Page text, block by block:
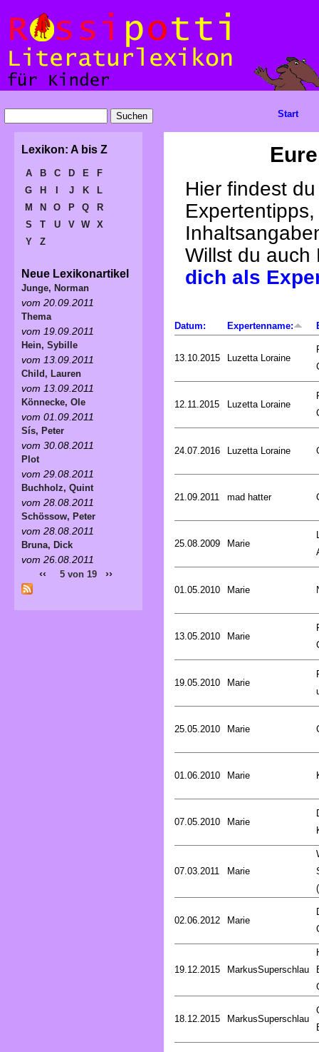
Hier findest
Willst du
dich als
Datum: Expertenname:
13.10.2015 Luzetta Loraine
12.11.2015 Luzetta Loraine
24.07.2016 Luzetta Loraine
21.09.2011 mad hatter
25.08.2009 Marie
01.05.2010 Marie
13.05.2010 Marie
19.05.2010 Marie
25.05.2010 Marie
01.06.2010 Marie
07.05.2010 Marie
07.03.2011 Marie
02.06.2012 Marie
19.12.2015 MarkusSuperschlau
18.12.2015 MarkusSuperschlau
Start
Lexikon: A bis Z
A B C D E
F
G
H J K
L
M
N O P Q
R
S
T U V W
X
Y
Z
Neue Lexikonartikel
Junge, Norman
vom 20.09.2011
Thema
vom 19.09.2011
Hein, Sybille
vom 13.09.2011
Child, Lauren
vom 13.09.2011
Könnecke, Ole
vom 01.09.2011
Sís, Peter
vom 30.08.2011
Plot
vom 29.08.2011
Buchholz, Quint
vom 28.08.2011
Schössow, Peter
vom 28.08.2011
Bruna, Dick
vom 26.08.2011
‹‹ 5 von 19 ››